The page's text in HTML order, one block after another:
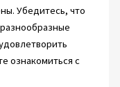
Убедитесь, что
ознакомиться с